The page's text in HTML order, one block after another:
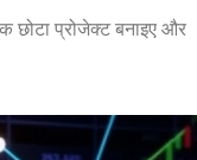
छोटा प्रोजेक्ट बनाइए और